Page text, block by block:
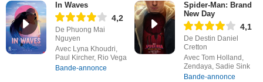
In Waves
4,2
De Phuong Mai
Nguyen
Avec Lyna Khoudri,
Paul Kircher, Rio Vega
Bande-annonce
Spider-Man: Brand
New Day
4,1
De Destin Daniel
Cretton
Avec Tom Holland,
Zendaya, Sadie Sink
Bande-annonce